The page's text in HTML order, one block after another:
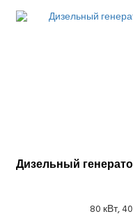
Дизельный
80 кВт,